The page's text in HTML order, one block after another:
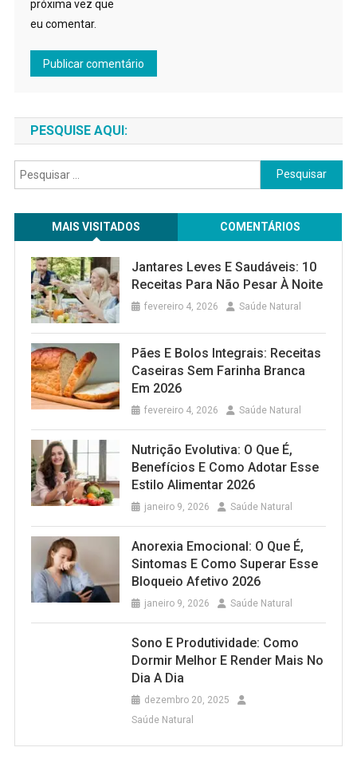
próxima vez que
eu comentar.
PESQUISE AQUI:
Pesquisar
por:
MAIS VISITADOS COMENTÁRIOS
Jantares Leves E Saudáveis: 10
Receitas Para Não Pesar À Noite
fevereiro 4, 2026 Saúde Natural
Pães E Bolos Integrais: Receitas
Caseiras Sem Farinha Branca
Em 2026
fevereiro 4, 2026 Saúde Natural
Nutrição Evolutiva: O Que É,
Benefícios E Como Adotar Esse
Estilo Alimentar 2026
janeiro 9, 2026 Saúde Natural
Anorexia Emocional: O Que É,
Sintomas E Como Superar Esse
Bloqueio Afetivo 2026
janeiro 9, 2026 Saúde Natural
Sono E Produtividade: Como
Dormir Melhor E Render Mais No
Dia A Dia
dezembro 20, 2025
Saúde Natural